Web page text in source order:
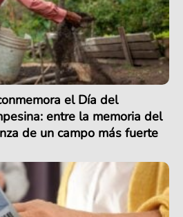
el Día del
entre la memoria del
de un campo más fuerte